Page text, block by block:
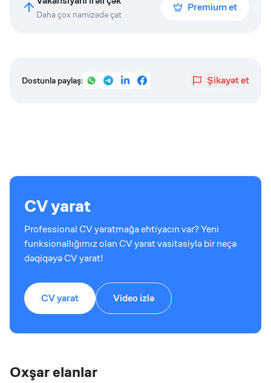
Daha çox namizədə çat
Premium et
Dostunla paylaş: Şikayət et
CV yarat
Professional CV yaratmağa ehtiyacın var? Yeni
funksionallığımız olan CV yarat vasitəsiylə bir neçə
dəqiqəyə CV yarat!
CV yarat Video izlə
Oxşar elanlar